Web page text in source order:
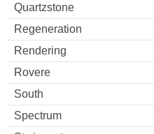
Quartzstone
Regeneration
Rendering
Rovere
South
Spectrum